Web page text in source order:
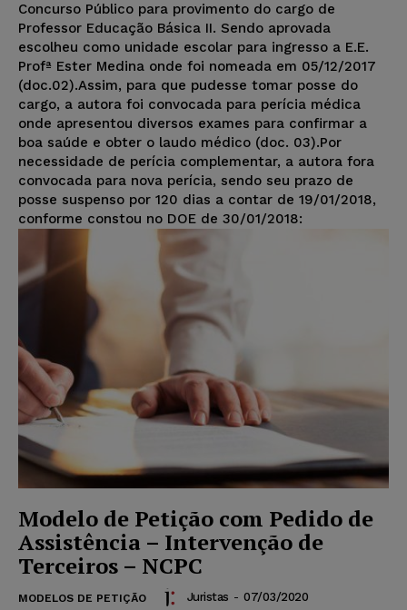
Concurso Público para provimento do cargo de
Professor Educação Básica II. Sendo aprovada
escolheu como unidade escolar para ingresso a E.E.
Profª Ester Medina onde foi nomeada em 05/12/2017
(doc.02).Assim, para que pudesse tomar posse do
cargo, a autora foi convocada para perícia médica
onde apresentou diversos exames para confirmar a
boa saúde e obter o laudo médico (doc. 03).Por
necessidade de perícia complementar, a autora fora
convocada para nova perícia, sendo seu prazo de
posse suspenso por 120 dias a contar de 19/01/2018,
conforme constou no DOE de 30/01/2018:
Modelo de Petição com Pedido de
Assistência – Intervenção de
Terceiros – NCPC
MODELOS DE PETIÇÃO Juristas - 07/03/2020